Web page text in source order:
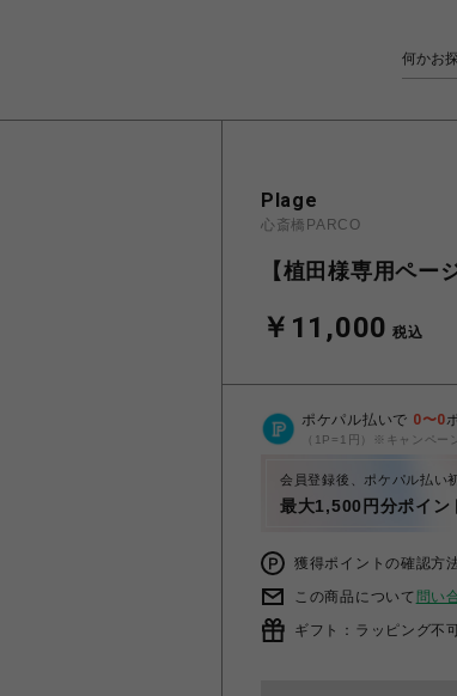
Plage
心斎橋PARCO
【植田様専用ペ
￥11,000 税込
ポケパル払いで 0〜0
（1P=1円）※キャンペー
会員登録後、ポケパル払い
最大1,500円分ポイン
獲得ポイントの確認方
この商品について 問い
ギフト：ラッピング不